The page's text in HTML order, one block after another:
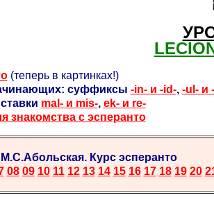
(теперь в картинках!)
суффиксы -in- и -id-, -ul- и
mal- и mis-, ek- и re-
знакомства с эсперанто
М.С.Абольская. Курс эсперанто
08 09 10 11 12 13 14 15 16 17 18 19 20